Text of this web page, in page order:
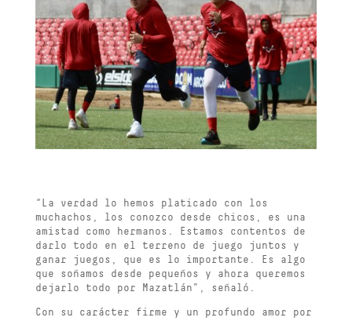
“La verdad lo hemos platicado con los
muchachos, los conozco desde chicos, es una
amistad como hermanos. Estamos contentos de
darlo todo en el terreno de juego juntos y
ganar juegos, que es lo importante. Es algo
que soñamos desde pequeños y ahora queremos
dejarlo todo por Mazatlán”, señaló.
Con su carácter firme y un profundo amor por